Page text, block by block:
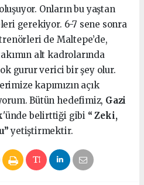
Onların bu yaştan
gerekiyor. 6-7 sene sonra
de Maltepe’de,
alt kadrolarında
gurur verici bir şey olur.
kapımızın açık
Bütün hedefimiz, Gazi
'ünde belirttiği gibi “ Zeki,
yetiştirmektir.